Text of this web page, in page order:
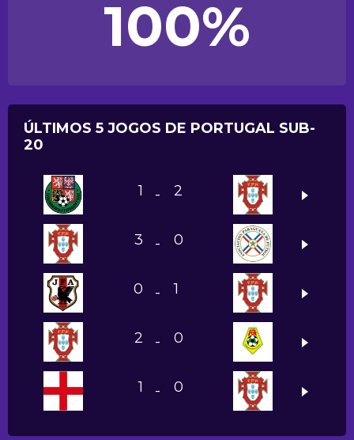
100%
ÚLTIMOS 5 JOGOS DE PORTUGAL SUB-
20
1 - 2
3 - 0
0 - 1
2 - 0
1 - 0